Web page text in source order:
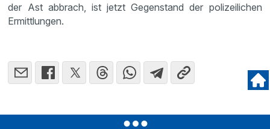
der Ast abbrach, ist jetzt Gegenstand der polizeilichen
Ermittlungen.